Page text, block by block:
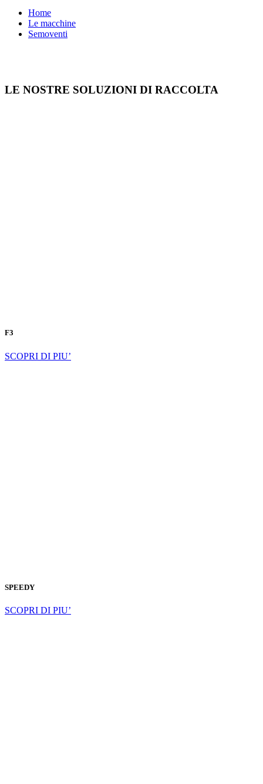
Home
Le macchine
Semoventi
LE NOSTRE SOLUZIONI DI RACCOLTA
F3
SCOPRI DI PIU’
SPEEDY
SCOPRI DI PIU’